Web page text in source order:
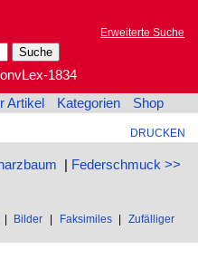
Erweiterte Suche
1834
Artikel Kategorien Shop
DRUCKEN
| Federschmuck >>
Bilder Faksimiles
Zufälliger